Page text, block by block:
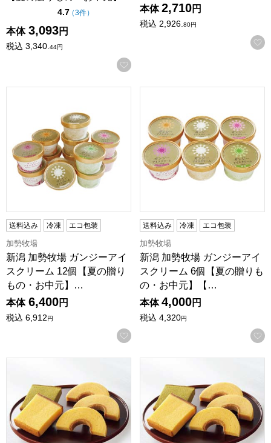
4.7点（5点満点中）
（3件の評価
）
本体 3,093円
税込 3,340.44円
お気に入りに登録する
本体 2,710円
税込 2,926. 80円
送料込み 冷凍 エコ包装
加勢牧場
新潟 加勢牧場 ガンジーアイ
スクリーム 12個【夏の贈り
もの・お中元】…
本体 6,400円
税込 6,912円
お気に入りに登録する
送料込み 冷凍 エコ包装
加勢牧場
新潟 加勢牧場 ガンジーアイ
スクリーム 6個【夏の贈りも
の・お中元】【…
本体 4,000円
税込 4,320円